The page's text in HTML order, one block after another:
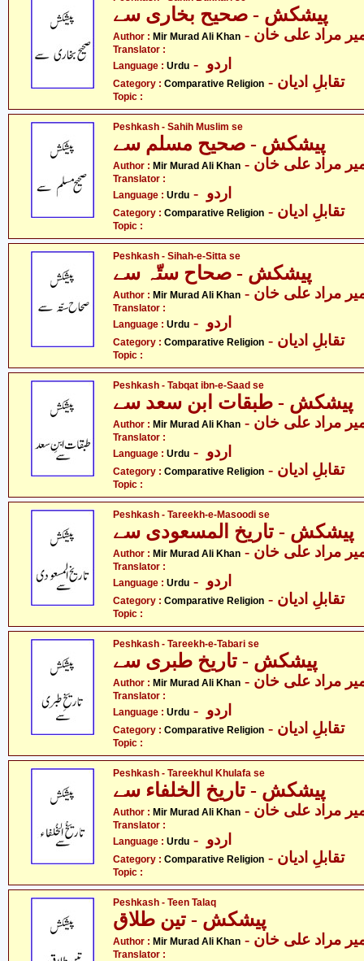
پیشکش - صحیح بخاری سے
Author : Mir Murad Ali Khan میر مراد علی خان
Translator :
Language : Urdu
Category : Comparative Religion - تقابلِ ادیان
Topic :
Peshkash - Sahih Muslim se
پیشکش - صحیح مسلم سے
Author : Mir Murad Ali Khan میر مراد علی خان
Translator :
Language : Urdu
Category : Comparative Religion - تقابلِ ادیان
Topic :
Peshkash - Sihah-e-Sitta se
پیشکش - صحاح ستّہ سے
Author : Mir Murad Ali Khan میر مراد علی خان
Translator :
Language : Urdu
Category : Comparative Religion - تقابلِ ادیان
Topic :
Peshkash - Tabqat ibn-e-Saad se
پیشکش - طبقات ابن سعد سے
Author : Mir Murad Ali Khan میر مراد علی خان
Translator :
Language : Urdu
Category : Comparative Religion - تقابلِ ادیان
Topic :
Peshkash - Tareekh-e-Masoodi se
پیشکش - تاریخ المسعودی سے
Author : Mir Murad Ali Khan میر مراد علی خان
Translator :
Language : Urdu
Category : Comparative Religion - تقابلِ ادیان
Topic :
Peshkash - Tareekh-e-Tabari se
پیشکش - تاریخ طبری سے
Author : Mir Murad Ali Khan میر مراد علی خان
Translator :
Language : Urdu
Category : Comparative Religion - تقابلِ ادیان
Topic :
Peshkash - Tareekhul Khulafa se
پیشکش - تاریخ الخلفاء سے
Author : Mir Murad Ali Khan میر مراد علی خان
Translator :
Language : Urdu
Category : Comparative Religion - تقابلِ ادیان
Topic :
Peshkash - Teen Talaq
پیشکش - تین طلاق
Author : Mir Murad Ali Khan میر مراد علی خان
Translator :